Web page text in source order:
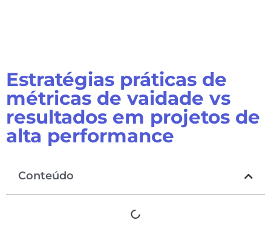
Estratégias práticas de
métricas de vaidade vs
resultados em projetos de
alta performance
Conteúdo